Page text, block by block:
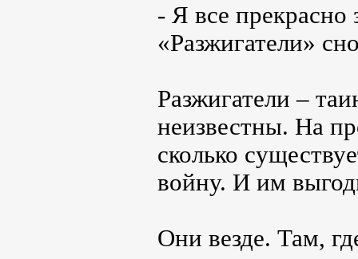
- Я все
«Разжигатели»
Разжигатели –
неизвестны. На
сколько
войну. И им
Они везде. Там,